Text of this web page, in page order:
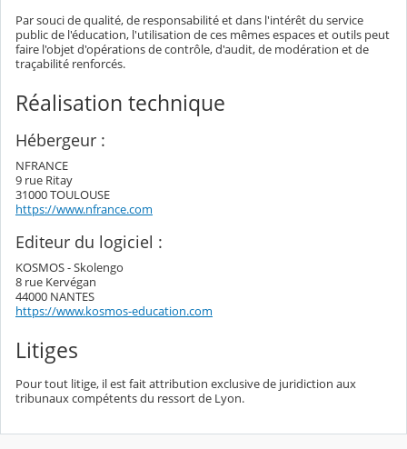
Par souci de qualité, de responsabilité et dans l'intérêt du service
public de l'éducation, l'utilisation de ces mêmes espaces et outils peut
faire l'objet d'opérations de contrôle, d'audit, de modération et de
traçabilité renforcés.
Réalisation technique
Hébergeur :
NFRANCE
9 rue Ritay
31000 TOULOUSE
https://www.nfrance.com
Editeur du logiciel :
KOSMOS - Skolengo
8 rue Kervégan
44000 NANTES
https://www.kosmos-education.com
Litiges
Pour tout litige, il est fait attribution exclusive de juridiction aux
tribunaux compétents du ressort de Lyon.